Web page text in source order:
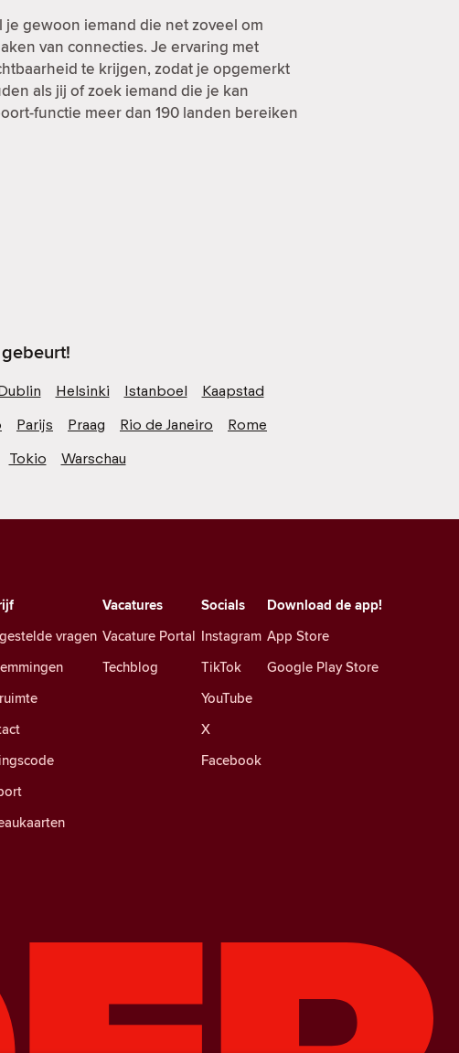
gewoon iemand die net zoveel om
van connecties. Je ervaring met
te krijgen, zodat je opgemerkt
als jij of zoek iemand die je kan
functie meer dan 190 landen bereiken
Helsinki Istanboel
Kaapstad
Parijs Praag Rio de Janeiro
Rome
Tokio Warschau
Socials
Instagram
TikTok
YouTube
X
Facebook
Vacatures
Vacature Portal
Techblog
vragen
Download de app!
App Store
Google Play Store